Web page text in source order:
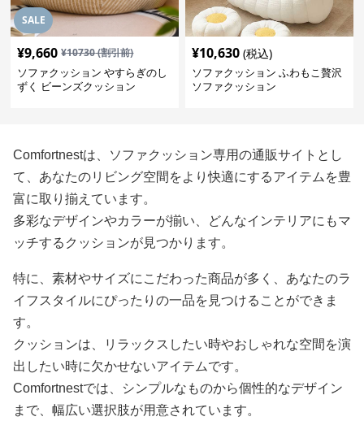
SALE
¥9,660 ¥10730(割引前)
ソファクッション やすらぎのし
ずく ビーンズクッション
¥10,630 (税込)
ソファクッション ふわもこ贅沢
ソファクッション
Comfortnestは、ソファクッション専用の通販サイトとし
て、あなたのリビング空間をより快適にするアイテムを豊
富に取り揃えています。
多彩なデザインやカラーが揃い、どんなインテリアにもマ
ッチするクッションが見つかります。
特に、素材やサイズにこだわった商品が多く、あなたのラ
イフスタイルにぴったりの一品を見つけることができま
す。
クッションは、リラックスしたい時やおしゃれな空間を演
出したい時に欠かせないアイテムです。
Comfortnestでは、シンプルなものから個性的なデザイン
まで、幅広い選択肢が用意されています。